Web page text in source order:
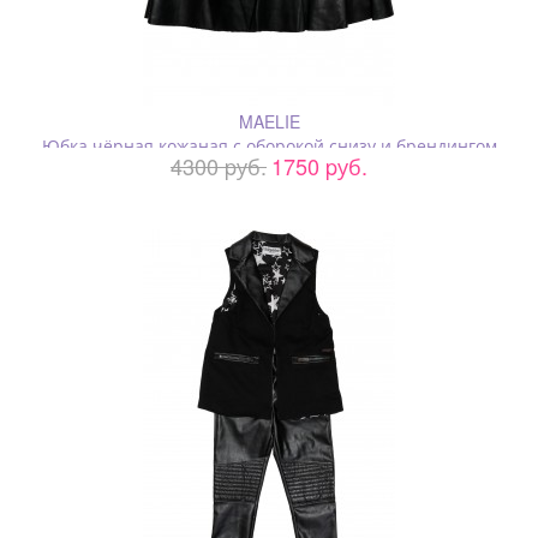
MAELIE
Юбка чёрная кожаная с оборокой снизу и брендингом
4300 pуб.1750 pуб.